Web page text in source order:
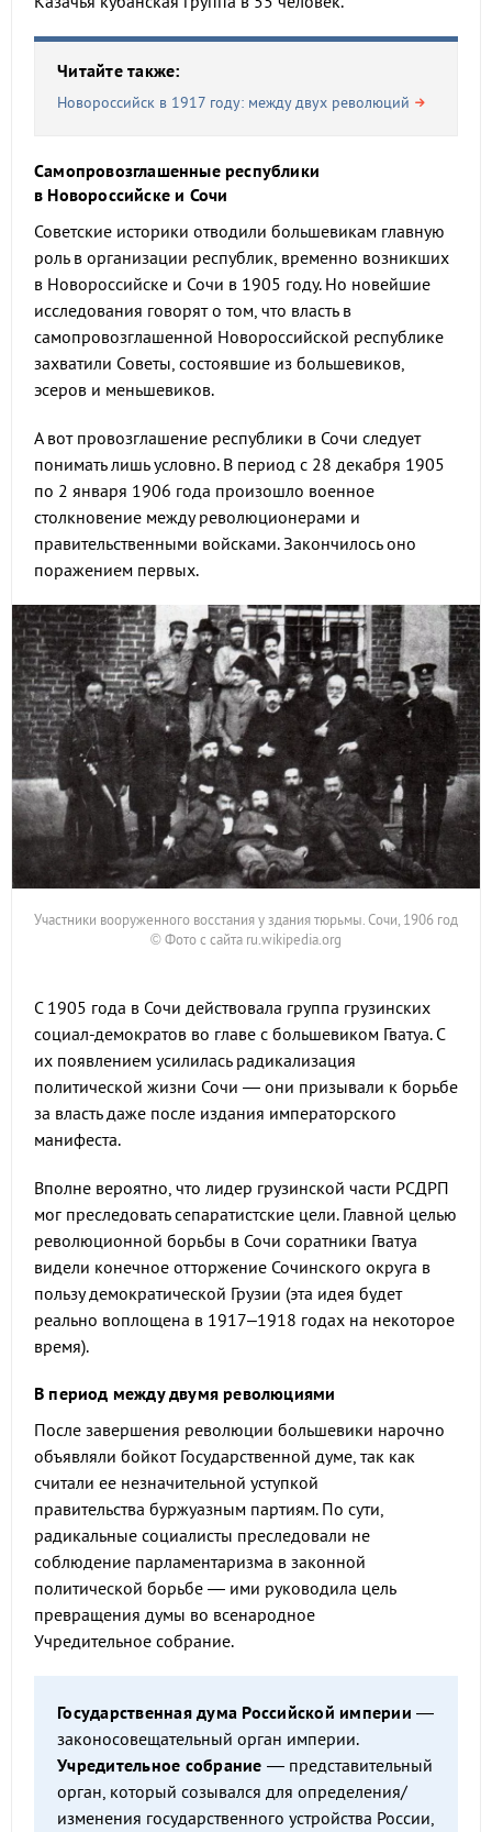
Читайте также:
Новороссийск в 1917 году: между двух революций
Самопровозглашенные республики
в Новороссийске и Сочи
Советские историки отводили большевикам главную
роль в организации республик, временно возникших
в Новороссийске и Сочи в 1905 году. Но новейшие
исследования говорят о том, что власть в
самопровозглашенной Новороссийской республике
захватили Советы, состоявшие из большевиков,
эсеров и меньшевиков.
А вот провозглашение республики в Сочи следует
понимать лишь условно. В период с 28 декабря 1905
по 2 января 1906 года произошло военное
столкновение между революционерами и
правительственными войсками. Закончилось оно
поражением первых.
Участники вооруженного восстания у здания тюрьмы. Сочи, 1906 год
© Фото с сайта ru.wikipedia.org
С 1905 года в Сочи действовала группа грузинских
социал-демократов во главе с большевиком Гватуа. С
их появлением усилилась радикализация
политической жизни Сочи — они призывали к борьбе
за власть даже после издания императорского
манифеста.
Вполне вероятно, что лидер грузинской части РСДРП
мог преследовать сепаратистские цели. Главной целью
революционной борьбы в Сочи соратники Гватуа
видели конечное отторжение Сочинского округа в
пользу демократической Грузии (эта идея будет
реально воплощена в 1917–1918 годах на некоторое
время).
В период между двумя революциями
После завершения революции большевики нарочно
объявляли бойкот Государственной думе, так как
считали ее незначительной уступкой
правительства буржуазным партиям. По сути,
радикальные социалисты преследовали не
соблюдение парламентаризма в законной
политической борьбе — ими руководила цель
превращения думы во всенародное
Учредительное собрание.
Государственная дума Российской империи —
законосовещательный орган империи.
Учредительное собрание — представительный
орган, который созывался для определения/
изменения государственного устройства России,